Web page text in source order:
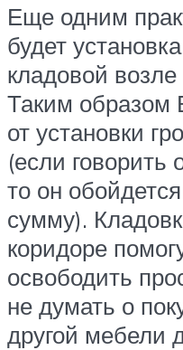
Еще одним
будет
кладовой
Таким образом
от установки
(если говорить
то он
сумму).
коридоре
освободить
не думать о
другой мебели